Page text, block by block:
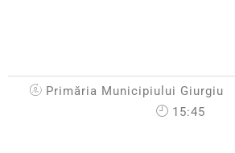
Primăria Municipiului Giurgiu
15:45